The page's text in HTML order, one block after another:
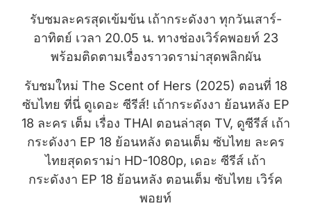
รับชมละครสุดเข้มข้น เถ้ากระดังงา ทุกวันเสาร์-
อาทิตย์ เวลา 20.05 น. ทางช่องเวิร์คพอยท์ 23
พร้อมติดตามเรื่องราวดราม่าสุดพลิกผัน
รับชมใหม่ The Scent of Hers (2025) ตอนที่ 18
ซับไทย ที่นี่ ดูเดอะ ซีรีส์! เถ้ากระดังงา ย้อนหลัง EP
18 ละคร เต็ม เรื่อง THAI ตอนล่าสุด TV, ดูซีรีส์ เถ้า
กระดังงา EP 18 ย้อนหลัง ตอนเต็ม ซับไทย ละคร
ไทยสุดดราม่า HD-1080p, เดอะ ซีรีส์ เถ้า
กระดังงา EP 18 ย้อนหลัง ตอนเต็ม ซับไทย เวิร์ค
พอยท์